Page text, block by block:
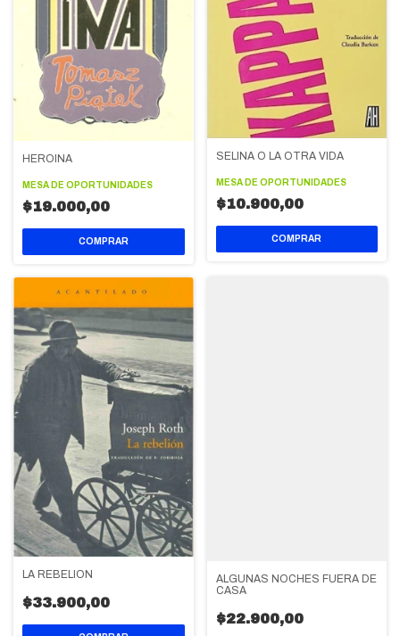
HEROINA
MESA DE OPORTUNIDADES
$19.000,00
SELINA O LA OTRA VIDA
MESA DE OPORTUNIDADES
$10.900,00
LA REBELION
$33.900,00
ALGUNAS NOCHES FUERA DE
CASA
$22.900,00